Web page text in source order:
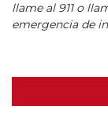
llame al 911 o
emergencia de